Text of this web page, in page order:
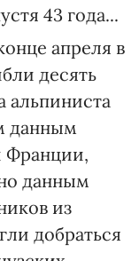
43 года...
апреля в
десять
альпиниста
данным
Франции,
данным
из
добраться